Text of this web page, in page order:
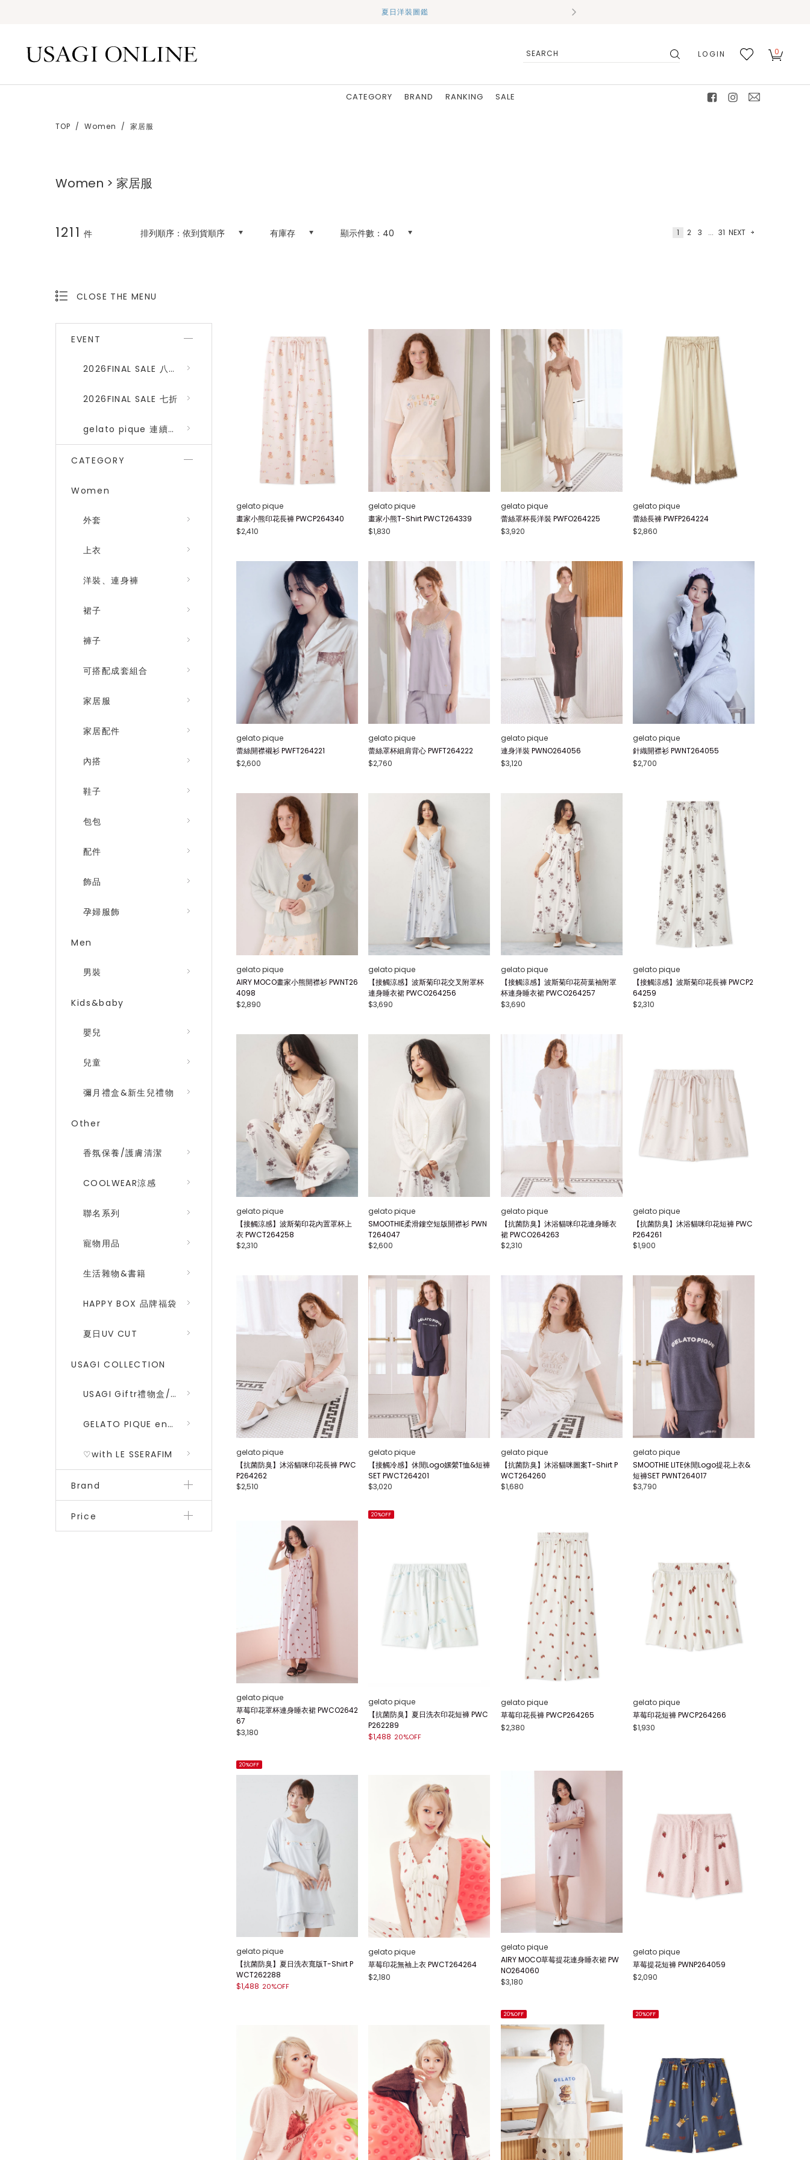
夏日洋裝圖鑑
LOGIN 0
CATEGORY BRAND RANKING
SALE
TOP Women 家居服
Women > 家居服
1211 件 排列順序： 依到貨順序 有庫存 顯示件數： 40 1 2 3 ... 31 NEXT
CLOSE THE MENU
EVENT
2026FINAL SALE 八折 (gelato pique、SNIDEL HOME)
2026FINAL SALE 七折
gelato pique 連續品番八折
CATEGORY
Women
外套
上衣
洋裝、連身褲
裙子
褲子
可搭配成套組合
家居服
家居配件
內搭
鞋子
包包
配件
飾品
孕婦服飾
Men
男裝
Kids&baby
嬰兒
兒童
彌月禮盒&新生兒禮物
Other
香氛保養/護膚清潔
COOLWEAR涼感
聯名系列
寵物用品
生活雜物&書籍
HAPPY BOX 品牌福袋
夏日UV CUT
USAGI COLLECTION
USAGI Giftr禮物盒/包裝盒
GELATO PIQUE encounters DRAGON QUEST 勇者鬥惡龍 二彈
♡with LE SSERAFIM
Brand
Price
gelato pique
畫家小熊印花長褲 PWCP264340
$2,410
gelato pique
畫家小熊T-Shirt PWCT264339
$1,830
gelato pique
蕾絲罩杯長洋裝 PWFO264225
$3,920
gelato pique
蕾絲長褲 PWFP264224
$2,860
gelato pique
蕾絲開襟襯衫 PWFT264221
$2,600
gelato pique
蕾絲罩杯細肩背心 PWFT264222
$2,760
gelato pique
連身洋裝 PWNO264056
$3,120
gelato pique
針織開襟衫 PWNT264055
$2,700
gelato pique
AIRY MOCO畫家小熊開襟衫 PWNT26
4098
$2,890
gelato pique
【接觸涼感】波斯菊印花交叉附罩杯
連身睡衣裙 PWCO264256
$3,690
gelato pique
【接觸涼感】波斯菊印花荷葉袖附罩
杯連身睡衣裙 PWCO264257
$3,690
gelato pique
【接觸涼感】波斯菊印花長褲 PWCP2
64259
$2,310
gelato pique
【接觸涼感】波斯菊印花內置罩杯上
衣 PWCT264258
$2,310
gelato pique
SMOOTHIE柔滑鏤空短版開襟衫 PWN
T264047
$2,600
gelato pique
【抗菌防臭】沐浴貓咪印花連身睡衣
裙 PWCO264263
$2,310
gelato pique
【抗菌防臭】沐浴貓咪印花短褲 PWC
P264261
$1,900
gelato pique
【抗菌防臭】沐浴貓咪印花長褲 PWC
P264262
$2,510
gelato pique
【接觸冷感】休閒Logo嫘縈T恤&短褲
SET PWCT264201
$3,020
gelato pique
【抗菌防臭】沐浴貓咪圖案T-Shirt P
WCT264260
$1,680
gelato pique
SMOOTHIE LITE休閒Logo提花上衣&
短褲SET PWNT264017
$3,790
gelato pique
草莓印花罩杯連身睡衣裙 PWCO2642
67
$3,180
20%OFF
gelato pique
【抗菌防臭】夏日洗衣印花短褲 PWC
P262289
$1,488 20%OFF
gelato pique
草莓印花長褲 PWCP264265
$2,380
gelato pique
草莓印花短褲 PWCP264266
$1,930
20%OFF
gelato pique
【抗菌防臭】夏日洗衣寬版T-Shirt P
WCT262288
$1,488 20%OFF
gelato pique
草莓印花無袖上衣 PWCT264264
$2,180
gelato pique
AIRY MOCO草莓提花連身睡衣裙 PW
NO264060
$3,180
gelato pique
草莓提花短褲 PWNP264059
$2,090
20%OFF 20%OFF